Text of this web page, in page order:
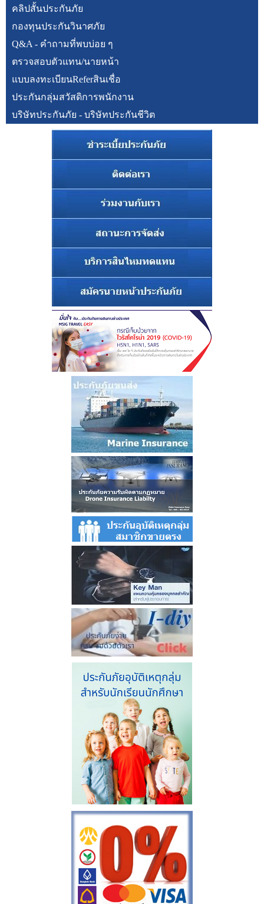
คลิปสั้นประกันภัย
กองทุนประกันวินาศภัย
Q&A - คำถามที่พบบ่อย ๆ
ตรวจสอบตัวแทน/นายหน้า
แบบลงทะเบียนReferสินเชื่อ
ประกันกลุ่มสวัสดิการพนักงาน
บริษัทประกันภัย - บริษัทประกันชีวิต